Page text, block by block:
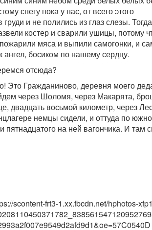
снегу пока у нас, от всего этого
груди и не полились из глаз слезы. Тогда
костер и сварили ушицы, потому
мяса и выпили самогонки, и
ангел, босиком по нашему сердцу.
отсюда?
Это Гражданиново, деревня моего
через Шоломя, через Макарята,
двадцать восьмой километр, через
немцы сидели, и оттуда по
пятнадцатого на ней вагончика. И там